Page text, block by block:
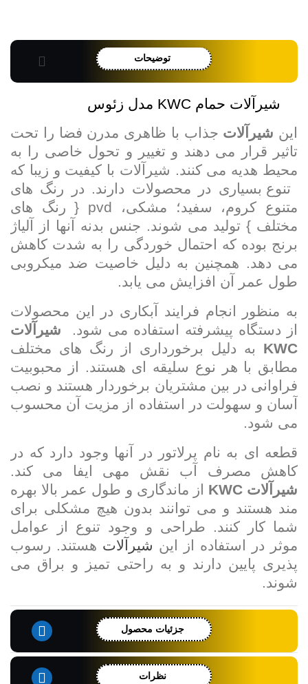
توضیحات
شیرآلات حمام KWC مدل زئوس
این شیرآلات جذاب با ظاهری مدرن فضا را تحت
تاثیر قرار می دهند و تغییر و تحول خاصی را به
محیط هدیه می کنند. شیرآلات با کیفیت و زیبا که
تنوع بسیاری در محصولات دارند. در رنگ های
متنوع کروم، سفید؛ مشکی، pvd { رنگ های
مختلف } تولید می شوند. جنس بدنه آنها از آلیاژ
برنج بوده که احتمال خوردگی را به شدت کاهش
می دهد. همچنین به دلیل خاصیت ضد میکروبی
طول عمر آن افزایش می یابد.
به منظور انجام فرایند آبکاری در این محصولات
از دستگاه پیشرفته استفاده می شود.
شیرآلات
KWC به دلیل برخورداری از رنگ های مختلف
مطابق با هر نوع سلیقه ای هستند. از محبوبیت
فراوانی در بین مشتریان برخوردار هستند و نصب
آسان و سهولت در استفاده از مزیت آن محسوب
می شود.
قطعه ای به نام پرلاتور در آنها وجود دارد که در
کاهش مصرف آب نقش مهی ایفا می کند.
شیرآلاتKWC از ماندگاری و طول عمر بالا بهره
مند هستند و می توانند بدون هیچ مشکلی برای
شما کار کنند. طراحی و وجود تنوع از عوامل
موثر در استفاده از این شیرآلات هستند. رسوب
پذیری پایین دارند و به راحتی تمیز و براق می
شوند.
جزئیات محصول
نظرات